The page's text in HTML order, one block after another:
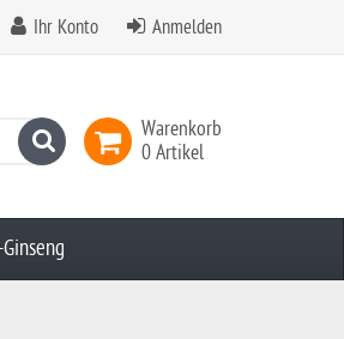
Ihr Konto Anmelden
Warenkorb
0 Artikel
Suchen